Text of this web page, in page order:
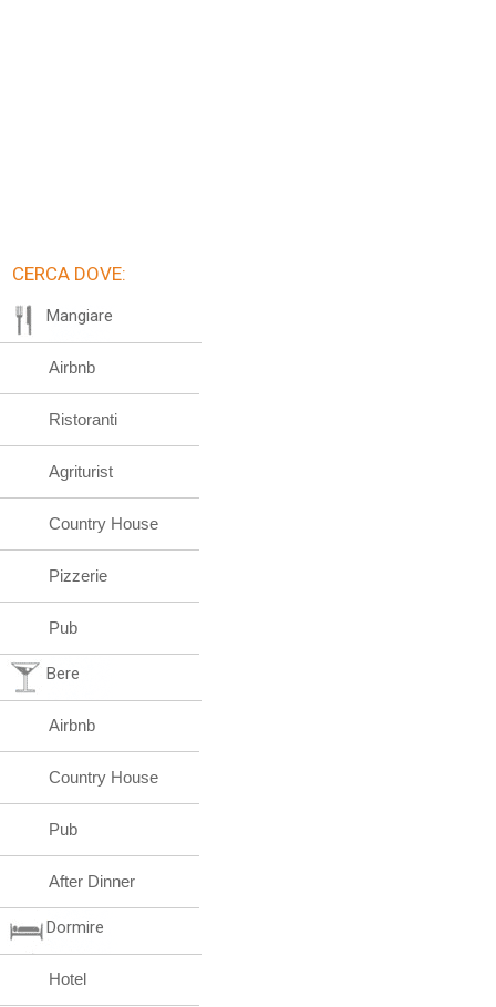
CERCA DOVE:
Mangiare
Airbnb
Ristoranti
Agriturist
Country House
Pizzerie
Pub
Bere
Airbnb
Country House
Pub
After Dinner
Dormire
Hotel